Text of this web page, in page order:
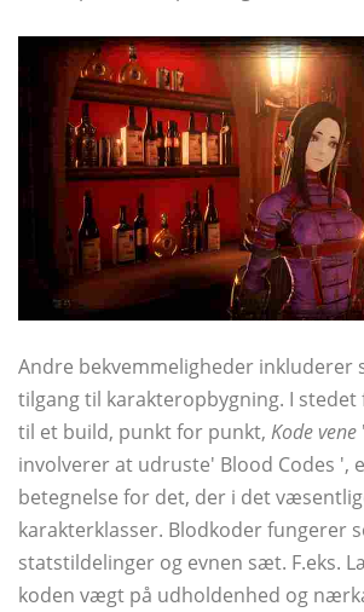
Andre bekvemmeligheder inkluderer
tilgang til karakteropbygning. I
til et build, punkt for punkt, Kode vene
involverer at udruste' Blood Codes ',
betegnelse for det, der i det
karakterklasser. Blodkoder fungerer
statstildelinger og evnen sæt. F.eks.
koden vægt på udholdenhed og